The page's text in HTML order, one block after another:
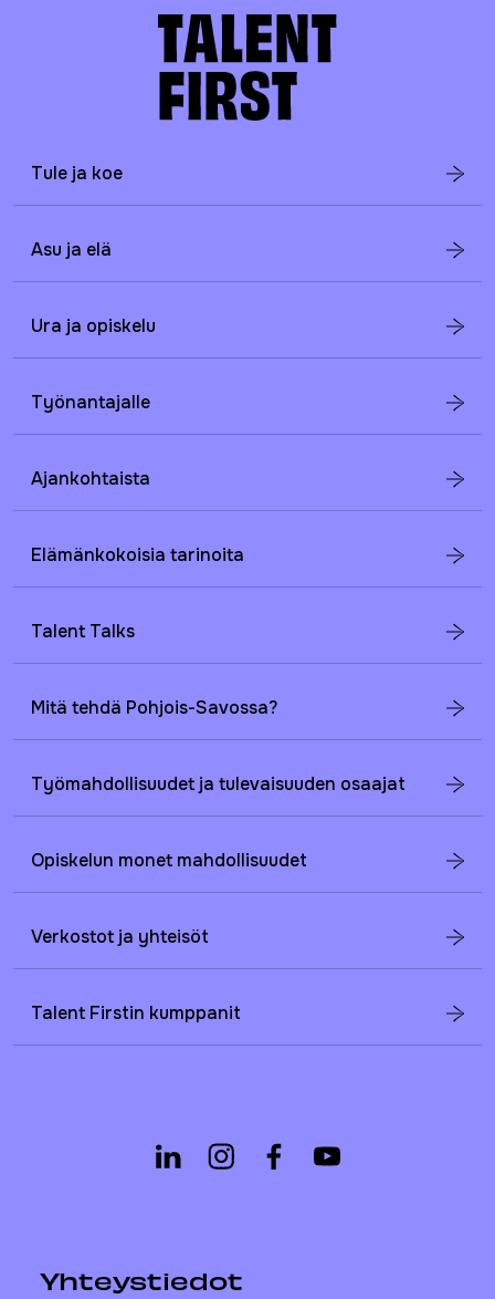
Tule ja koe
Asu ja elä
Ura ja opiskelu
Työnantajalle
Ajankohtaista
Elämänkokoisia tarinoita
Talent Talks
Mitä tehdä Pohjois-Savossa?
Työmahdollisuudet ja tulevaisuuden osaajat
Opiskelun monet mahdollisuudet
Verkostot ja yhteisöt
Talent Firstin kumppanit
Yhteystiedot